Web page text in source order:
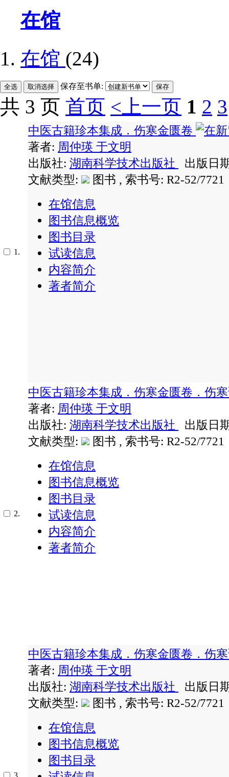
在馆
在馆 (24)
保存至书单:
共 3 页 首页 <上一页 1 2 3
1.
中医古籍珍本集成．伤寒金匮卷
著者: 周仲瑛 于文明
出版社: 湖南科学技术出版社
出版日
文献类型:
图书 , 索书号: R2-52/7721
在馆信息
图书信息概览
图书目录
试读信息
内容简介
著者简介
2.
中医古籍珍本集成．伤寒金匮卷．伤
著者: 周仲瑛 于文明
出版社: 湖南科学技术出版社
出版日
文献类型:
图书 , 索书号: R2-52/7721
在馆信息
图书信息概览
图书目录
试读信息
内容简介
著者简介
中医古籍珍本集成．伤寒金匮卷．伤
著者: 周仲瑛 于文明
出版社: 湖南科学技术出版社
出版日
文献类型:
图书 , 索书号: R2-52/7721
在馆信息
图书信息概览
图书目录